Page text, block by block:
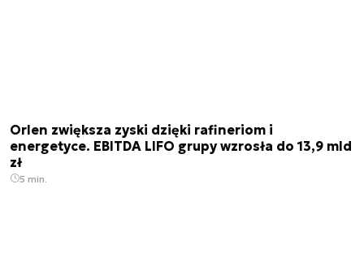
Orlen zwiększa zyski dzięki rafineriom i
energetyce. EBITDA LIFO grupy wzrosła do 13,9 mld
zł
5 min.